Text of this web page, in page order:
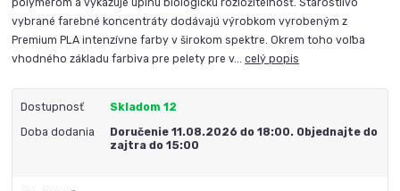
polymérom a vykazuje úplnú biologickú rozložiteľnosť. Starostlivo
vybrané farebné koncentráty dodávajú výrobkom vyrobeným z
Premium PLA intenzívne farby v širokom spektre. Okrem toho voľba
vhodného základu farbiva pre pelety pre v...celý popis
Dostupnosť Skladom 12
Doba dodania
Doručenie 11.08.2026 do 18:00. Objednajte do
zajtra do 15:00